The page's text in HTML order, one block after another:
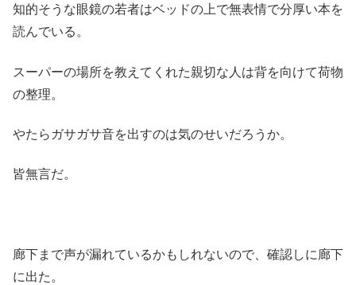
知的そうな眼鏡の若者はベッドの上で無表情で分厚い本を
読んでいる。
スーパーの場所を教えてくれた親切な人は背を向けて荷物
の整理。
やたらガサガサ音を出すのは気のせいだろうか。
皆無言だ。
廊下まで声が漏れているかもしれないので、確認しに廊下
に出た。